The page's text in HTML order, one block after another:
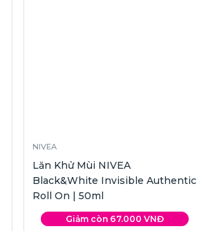
NIVEA
Lăn Khử Mùi NIVEA
Black&White Invisible Authentic
Roll On | 50ml
Giảm còn 67.000 VNĐ